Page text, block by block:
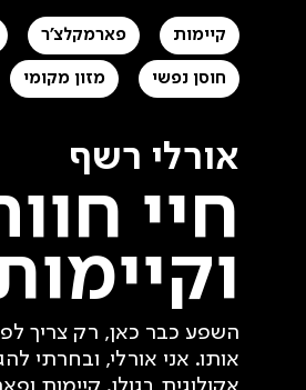
קיימות פארמקלצ'ר
חוסן נפשי מזון מקומי
אורלי רשף
חיי
השפע כבר כאן, רק צריך
אותו. אני אורלי, ובחרתי